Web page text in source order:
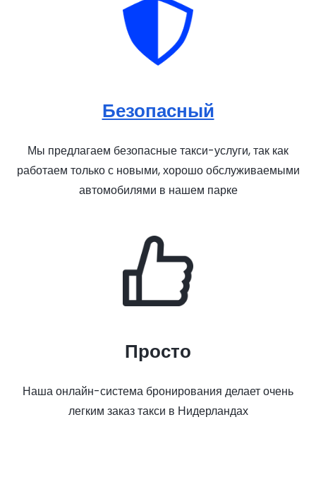
Безопасный
Мы предлагаем безопасные такси-услуги, так как
работаем только с новыми, хорошо обслуживаемыми
автомобилями в нашем парке
Просто
Наша онлайн-система бронирования делает очень
легким заказ такси в Нидерландах